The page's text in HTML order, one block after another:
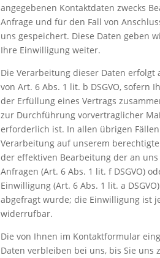
angegebenen Kontaktdaten zwecks
Anfrage und für den Fall von
uns gespeichert. Diese Daten geben
Ihre Einwilligung weiter.
Die Verarbeitung dieser Daten erfolgt
von Art. 6 Abs. 1 lit. b DSGVO, sofern
der Erfüllung eines Vertrags
zur Durchführung vorvertraglicher
erforderlich ist. In allen übrigen
Verarbeitung auf unserem
der effektiven Bearbeitung der an
Anfragen (Art. 6 Abs. 1 lit. f DSGVO)
Einwilligung (Art. 6 Abs. 1 lit. a
abgefragt wurde; die Einwilligung ist
widerrufbar.
Die von Ihnen im Kontaktformular
Daten verbleiben bei uns, bis Sie uns